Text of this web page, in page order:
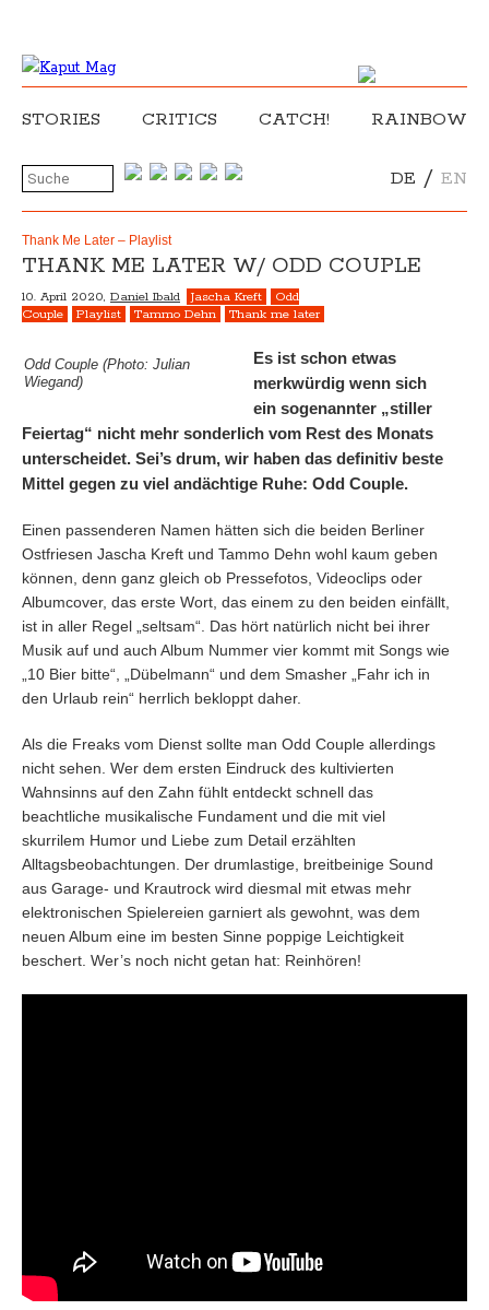
STORIES CRITICS CATCH! RAINBOW
DE / EN
Thank Me Later – Playlist
THANK ME LATER W/ ODD COUPLE
10. April 2020, Daniel Ibald Jascha Kreft
Odd
Couple
Playlist Tammo Dehn Thank me later
Odd Couple (Photo: Julian
Wiegand)
Es ist schon etwas
merkwürdig wenn sich
ein sogenannter „stiller
Feiertag“ nicht mehr sonderlich vom Rest des Monats
unterscheidet. Sei’s drum, wir haben das definitiv beste
Mittel gegen zu viel andächtige Ruhe: Odd Couple.
Einen passenderen Namen hätten sich die beiden Berliner
Ostfriesen Jascha Kreft und Tammo Dehn wohl kaum geben
können, denn ganz gleich ob Pressefotos, Videoclips oder
Albumcover, das erste Wort, das einem zu den beiden einfällt,
ist in aller Regel „seltsam“. Das hört natürlich nicht bei ihrer
Musik auf und auch Album Nummer vier kommt mit Songs wie
„10 Bier bitte“, „Dübelmann“ und dem Smasher „Fahr ich in
den Urlaub rein“ herrlich bekloppt daher.
Als die Freaks vom Dienst sollte man Odd Couple allerdings
nicht sehen. Wer dem ersten Eindruck des kultivierten
Wahnsinns auf den Zahn fühlt entdeckt schnell das
beachtliche musikalische Fundament und die mit viel
skurrilem Humor und Liebe zum Detail erzählten
Alltagsbeobachtungen. Der drumlastige, breitbeinige Sound
aus Garage- und Krautrock wird diesmal mit etwas mehr
elektronischen Spielereien garniert als gewohnt, was dem
neuen Album eine im besten Sinne poppige Leichtigkeit
beschert. Wer’s noch nicht getan hat: Reinhören!